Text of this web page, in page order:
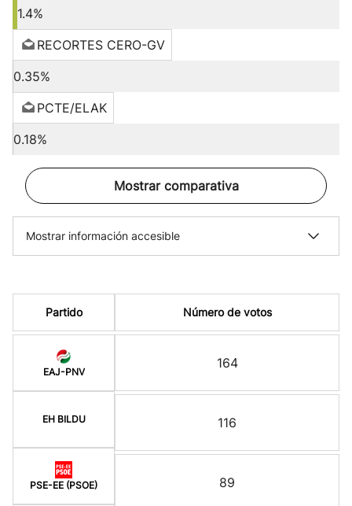
1.4%
RECORTES CERO-GV
0.35%
PCTE/ELAK
0.18%
Mostrar comparativa
Mostrar información accesible
Partido
EAJ-PNV
EH BILDU
PSE-EE (PSOE)
Número de votos
164
116
89